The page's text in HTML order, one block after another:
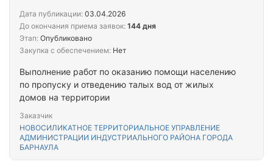
Выполнение работ по оказанию помощи населению
по пропуску и отведению талых вод от жилых
домов на территории
Заказчик
НОВОСИЛИКАТНОЕ ТЕРРИТОРИАЛЬНОЕ УПРАВЛЕНИЕ
АДМИНИСТРАЦИИ ИНДУСТРИАЛЬНОГО РАЙОНА ГОРОДА
БАРНАУЛА
Дата публикации: 03.04.2026
До окончания приема заявок: 144 дня
Этап: Опубликовано
Закупка с обеспечением: Нет